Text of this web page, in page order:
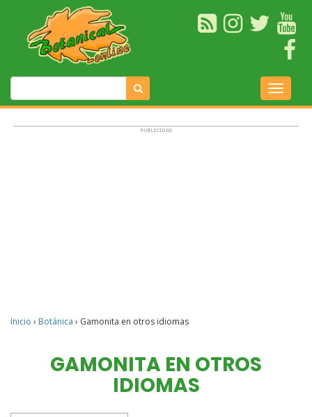
Inicio › Botánica › Gamonita en otros idiomas
GAMONITA EN OTROS
IDIOMAS